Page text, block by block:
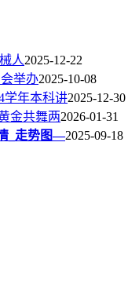
人2025-12-22
举办2025-10-08
学年本科讲2025-12-30
金共舞两2026-01-31
_走势图—2025-09-18